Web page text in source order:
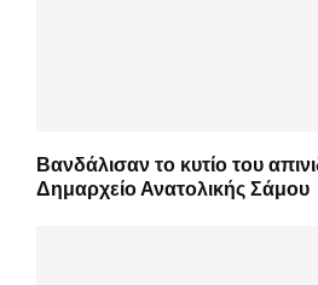
Βανδάλισαν το κυτίο του
Δημαρχείο Ανατολικής Σάμου